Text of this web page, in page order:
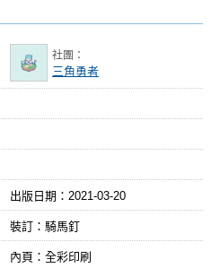
社團：
三角勇者
出版日期： 2021-03-20
裝訂：騎馬釘
內頁：全彩印刷